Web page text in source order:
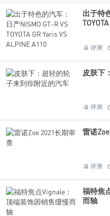
出于特
评测
皮肤下
评测
雷诺
评测
福特焦
而轴